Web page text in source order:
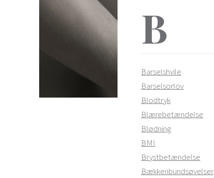
B
Barselshvile
Barselsorlov
Blodtryk
Blærebetændelse
Blødning
BMI
Brystbetændelse
Bækkenbundsøvelser